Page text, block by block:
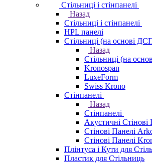
Стільниці і стінпанелі
Назад
Стільниці і стінпанелі
HPL панелі
Стільниці (на основі
Назад
Стільниці (на
Kronospan
LuxeForm
Swiss Krono
Стінпанелі
Назад
Стінпанелі
Акустичні
Стінові Панелі
Стінові Панелі
Плінтуса і Кути для
Пластик для Стільниць